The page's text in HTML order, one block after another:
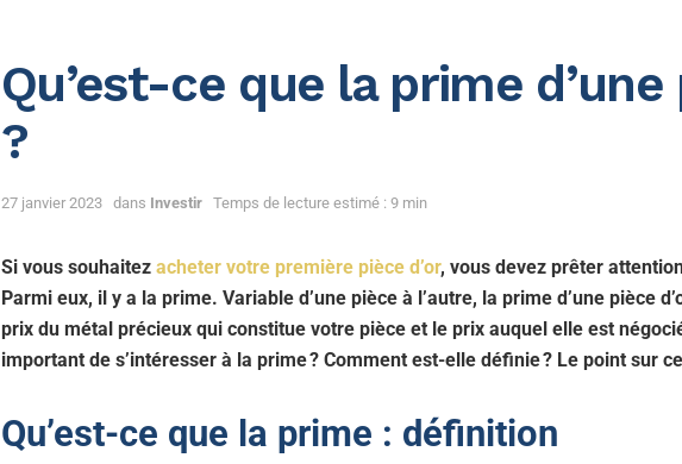
Qu’est-ce que la prime d’une
?
27 janvier 2023 dans Investir Temps de lecture estimé : 9 min
Si vous souhaitez acheter votre première pièce d’or, vous devez prêter
Parmi eux, il y a la prime. Variable d’une pièce à l’autre, la prime d’une pièce
prix du métal précieux qui constitue votre pièce et le prix auquel elle est
important de s’intéresser à la prime ? Comment est-elle définie ? Le point sur
Qu’est-ce que la prime : définition